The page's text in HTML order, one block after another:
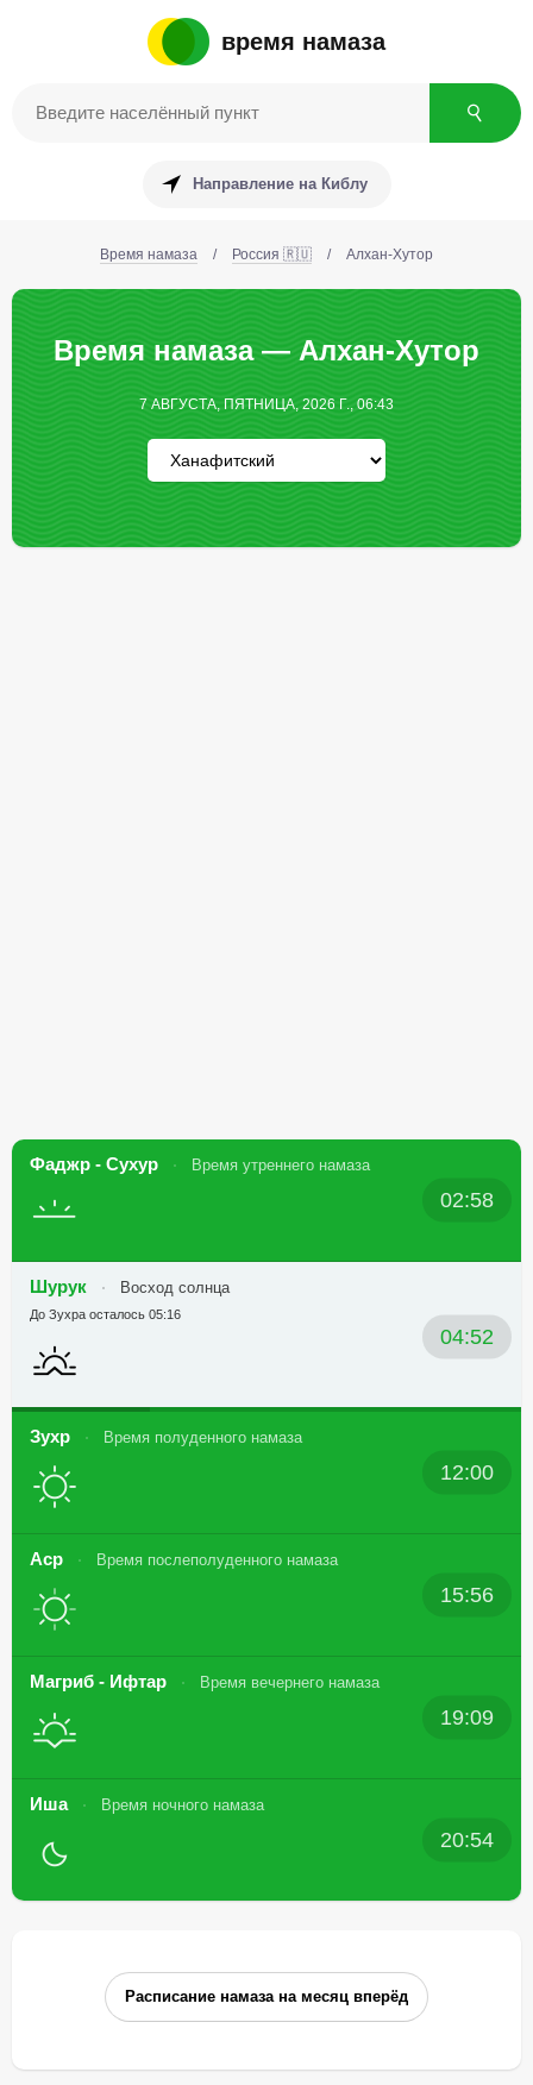
время намаза
Направление на Киблу
Время намаза / Россия 🇷🇺 / Алхан-Хутор
Время намаза — Алхан-Хутор
7 АВГУСТА, ПЯТНИЦА, 2026 Г., 06:43
Фаджр - Сухур Время утреннего намаза
02:58
Шурук Восход солнца
04:52
До Зухра осталось 05:16
Зухр Время полуденного намаза
12:00
Аср Время послеполуденного намаза
15:56
Магриб - Ифтар Время вечернего намаза
19:09
Иша Время ночного намаза
20:54
Расписание намаза на месяц вперёд